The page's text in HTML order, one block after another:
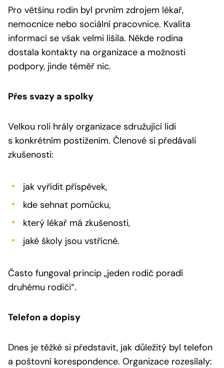
Pro většinu rodin byl prvním zdrojem lékař,
nemocnice nebo sociální pracovnice. Kvalita
informací se však velmi lišila. Někde rodina
dostala kontakty na organizace a možnosti
podpory, jinde téměř nic.
Přes svazy a spolky
Velkou roli hrály organizace sdružující lidi
s konkrétním postižením. Členové si předávali
zkušenosti:
jak vyřídit příspěvek,
kde sehnat pomůcku,
který lékař má zkušenosti,
jaké školy jsou vstřícné.
Často fungoval princip „jeden rodič poradí
druhému rodiči“.
Telefon a dopisy
Dnes je těžké si představit, jak důležitý byl telefon
a poštovní korespondence. Organizace rozesílaly: